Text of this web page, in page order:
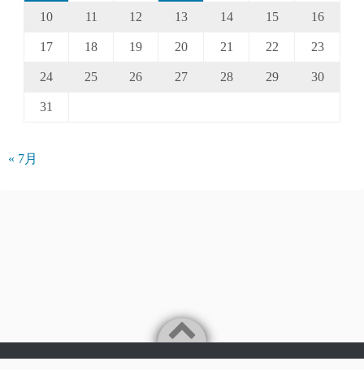
10 11 12 13 14 15 16
17 18 19 20 21 22 23
24 25 26 27 28 29 30
31
« 7月